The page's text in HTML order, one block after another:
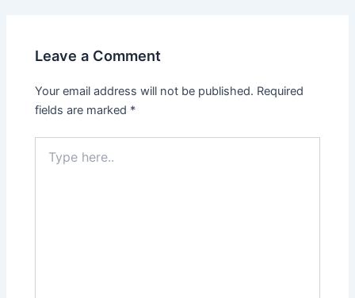
Leave a Comment
Your email address will not be published. Required
fields are marked *
here..